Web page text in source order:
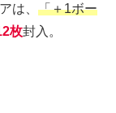
は、 「＋1ボー
枚封入。